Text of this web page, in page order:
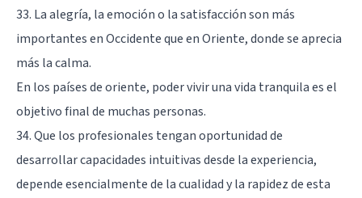
33. La alegría, la emoción o la satisfacción son más
importantes en Occidente que en Oriente, donde se aprecia
más la calma.
En los países de oriente, poder vivir una vida tranquila es el
objetivo final de muchas personas.
34. Que los profesionales tengan oportunidad de
desarrollar capacidades intuitivas desde la experiencia,
depende esencialmente de la cualidad y la rapidez de esta